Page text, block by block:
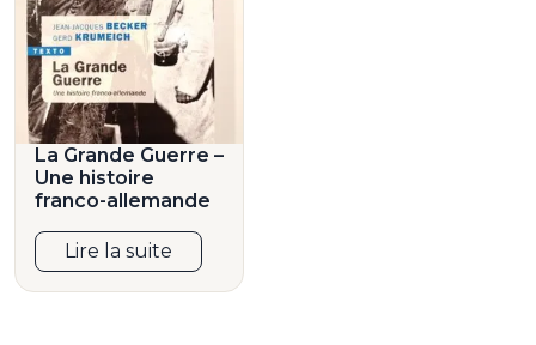
La Grande Guerre –
Une histoire
franco-allemande
Lire la suite